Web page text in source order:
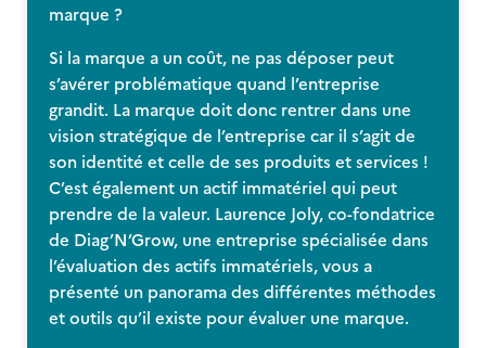
marque ?
Si la marque a un coût, ne pas déposer peut
s’avérer problématique quand l’entreprise
grandit. La marque doit donc rentrer dans une
vision stratégique de l’entreprise car il s’agit de
son identité et celle de ses produits et services !
C’est également un actif immatériel qui peut
prendre de la valeur. Laurence Joly, co-fondatrice
de Diag’N’Grow, une entreprise spécialisée dans
l’évaluation des actifs immatériels, vous a
présenté un panorama des différentes méthodes
et outils qu’il existe pour évaluer une marque.